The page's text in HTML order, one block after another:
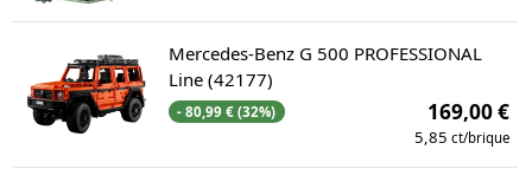
Mercedes-Benz G 500 PROFESSIONAL
Line (42177)
- 80,99 € (32%) 169,00 €
5,85 ct/brique